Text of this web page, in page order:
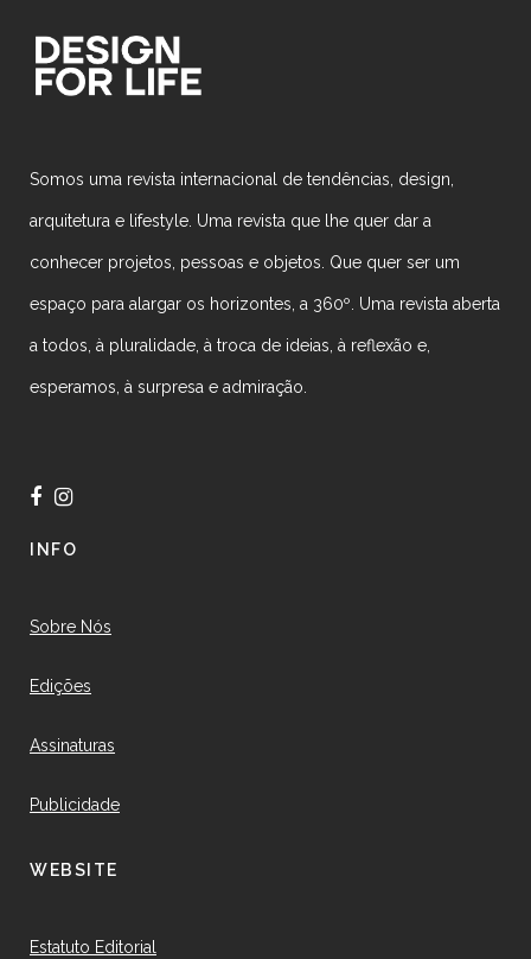
Somos uma revista internacional de tendências, design,
arquitetura e lifestyle. Uma revista que lhe quer dar a
conhecer projetos, pessoas e objetos. Que quer ser um
espaço para alargar os horizontes, a 360º. Uma revista aberta
a todos, à pluralidade, à troca de ideias, à reflexão e,
esperamos, à surpresa e admiração.
INFO
Sobre Nós
Edições
Assinaturas
Publicidade
WEBSITE
Estatuto Editorial